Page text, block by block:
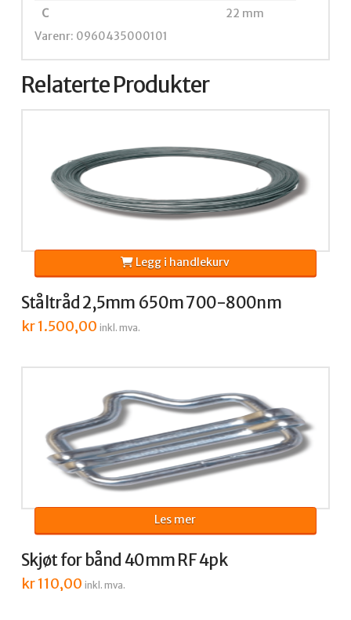
C
22 mm
Varenr: 0960435000101
Relaterte Produkter
Ståltråd 2,5mm 650m 700-800nm
kr1.500,00 inkl. mva.
Legg i handlekurv
Skjøt for bånd 40mm RF 4pk
kr110,00 inkl. mva.
Les mer